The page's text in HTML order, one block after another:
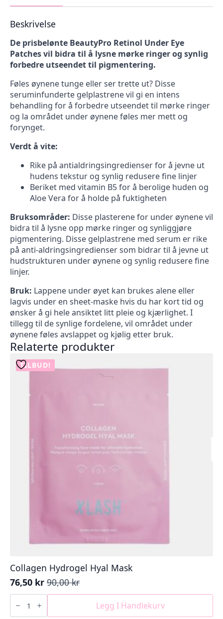
Beskrivelse
De prisbelønte BeautyPro Retinol Under Eye
Patches vil bidra til å lysne mørke ringer og synlig
forbedre utseendet til pigmentering.
Føles øynene tunge eller ser trette ut? Disse
seruminfunderte gelplastrene vil gi en intens
behandling for å forbedre utseendet til mørke ringer
og la området under øynene føles mer mett og
forynget.
Verdt å vite:
Rike på antialdringsingredienser for å jevne ut
hudens tekstur og synlig redusere fine linjer
Beriket med vitamin B5 for å berolige huden og
Aloe Vera for å holde på fuktigheten
Bruksområder: Disse plasterene for under øynene vil
bidra til å lysne opp mørke ringer og synliggjøre
pigmentering. Disse gelplastrene med serum er rike
på anti-aldringsingredienser som bidrar til å jevne ut
hudstrukturen under øynene og synlig redusere fine
linjer.
Bruk: Lappene under øyet kan brukes alene eller
lagvis under en sheet-maske hvis du har kort tid og
ønsker å gi hele ansiktet litt pleie og kjærlighet. I
tillegg til de synlige fordelene, vil området under
øynene føles avslappet og kjølig etter bruk.
Relaterte produkter
TILBUD!
Collagen Hydrogel Hyal Mask
90,00kr
Opprinnelig
pris
var:
76,50 kr
Nåværende
pris
er:
Collagen
Hydrogel Legg I Handlekurv